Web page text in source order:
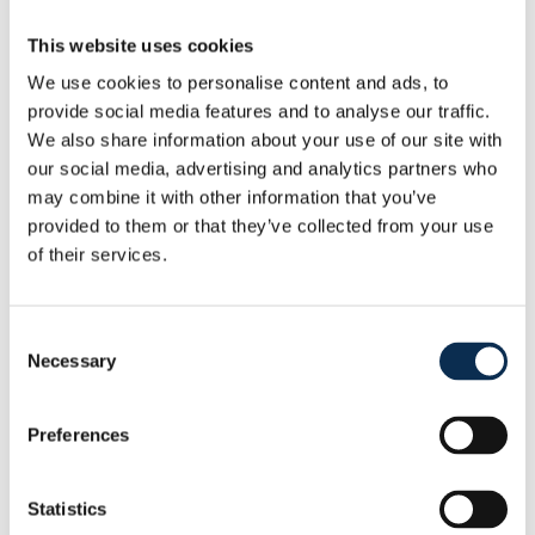
This website uses cookies
We use cookies to personalise content and ads, to
provide social media features and to analyse our traffic.
We also share information about your use of our site with
our social media, advertising and analytics partners who
may combine it with other information that you’ve
provided to them or that they’ve collected from your use
of their services.
Selection
Necessary
Preferences
Statistics
Doelman uit Burkina Faso wordt voor een
jaar gehuurd met aankoopoptie.
31 July 2026
Union pakt Supercup na
penaltythriller
Nieuwkomer Mofokeng schiet beslissende
strafschop binnen.
De competitie staat voor de
deur: koop je ticket voor de
KVC Westerlo in 't Kuipje. Je kan vanaf
maandg 03/08 (11u) je een combiticket (bus